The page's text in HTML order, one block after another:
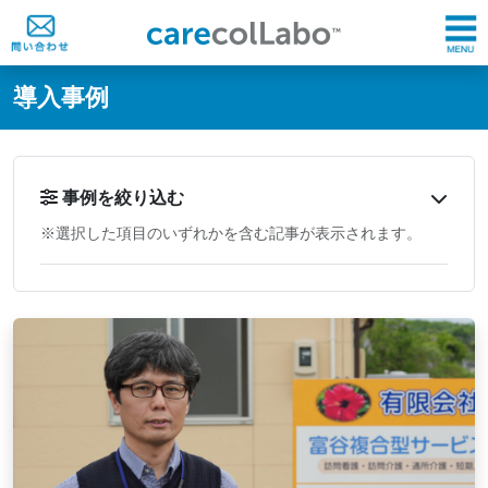
@ -0,0 +1,60 @@
導入事例
事例を絞り込む
※選択した項目のいずれかを含む記事が表示されます。